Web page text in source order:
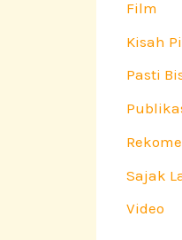
Film
Kisah
Pasti
Sajak
Video